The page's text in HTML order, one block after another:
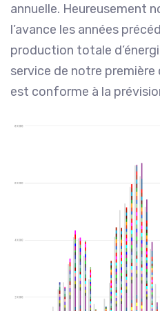
annuelle. Heureusement
l’avance les années
production totale
service de notre
est conforme à la